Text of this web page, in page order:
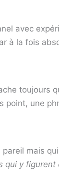
avec
à la fois
toujours
point, une
mais
qui y